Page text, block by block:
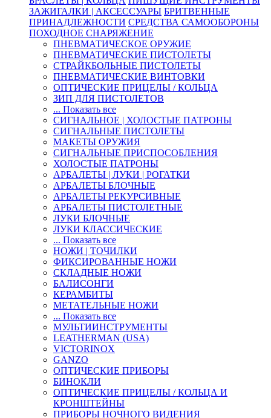
ЗАЖИГАЛКИ | АКСЕССУАРЫ БРИТВЕННЫЕ
ПРИНАДЛЕЖНОСТИ СРЕДСТВА САМООБОРОНЫ
ПОХОДНОЕ СНАРЯЖЕНИЕ
ПНЕВМАТИЧЕСКОЕ ОРУЖИЕ
ПНЕВМАТИЧЕСКИЕ ПИСТОЛЕТЫ
СТРАЙКБОЛЬНЫЕ ПИСТОЛЕТЫ
ПНЕВМАТИЧЕСКИЕ ВИНТОВКИ
ОПТИЧЕСКИЕ ПРИЦЕЛЫ / КОЛЬЦА
ЗИП ДЛЯ ПИСТОЛЕТОВ
... Показать все
СИГНАЛЬНОЕ | ХОЛОСТЫЕ ПАТРОНЫ
СИГНАЛЬНЫЕ ПИСТОЛЕТЫ
МАКЕТЫ ОРУЖИЯ
СИГНАЛЬНЫЕ ПРИСПОСОБЛЕНИЯ
ХОЛОСТЫЕ ПАТРОНЫ
АРБАЛЕТЫ | ЛУКИ | РОГАТКИ
АРБАЛЕТЫ БЛОЧНЫЕ
АРБАЛЕТЫ РЕКУРСИВНЫЕ
АРБАЛЕТЫ ПИСТОЛЕТНЫЕ
ЛУКИ БЛОЧНЫЕ
ЛУКИ КЛАССИЧЕСКИЕ
... Показать все
НОЖИ | ТОЧИЛКИ
ФИКСИРОВАННЫЕ НОЖИ
СКЛАДНЫЕ НОЖИ
БАЛИСОНГИ
КЕРАМБИТЫ
МЕТАТЕЛЬНЫЕ НОЖИ
... Показать все
МУЛЬТИИНСТРУМЕНТЫ
LEATHERMAN (USA)
VICTORINOX
GANZO
ОПТИЧЕСКИЕ ПРИБОРЫ
БИНОКЛИ
ОПТИЧЕСКИЕ ПРИЦЕЛЫ / КОЛЬЦА И
КРОНШТЕЙНЫ
ПРИБОРЫ НОЧНОГО ВИДЕНИЯ